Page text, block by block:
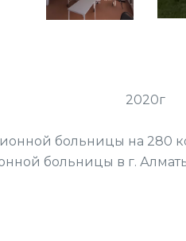
2020г
больницы на 280
больницы в г.